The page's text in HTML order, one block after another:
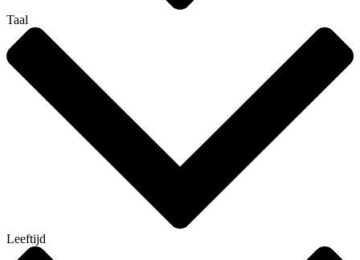
Taal
Leeftijd